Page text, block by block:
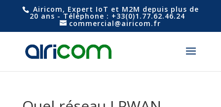
Airicom, Expert IoT et M2M depuis plus de
20 ans - Téléphone : +33(0)1.77.62.46.24
commercial@airicom.fr